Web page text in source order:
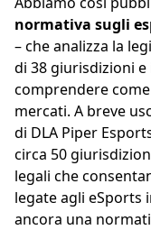
normativa sugli
– che analizza la
di 38 giurisdizioni
comprendere
mercati. A breve
di DLA Piper
circa 50
legali che
legate agli eSports
ancora una